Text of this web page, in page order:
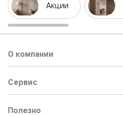
Акции
О компании
Сервис
Полезно